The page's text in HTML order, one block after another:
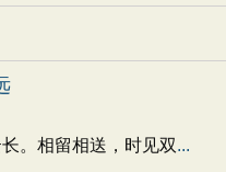
离别 送别 思乡
婉约 豪放 诗经
节
初中古诗
。相留相送，时见双...